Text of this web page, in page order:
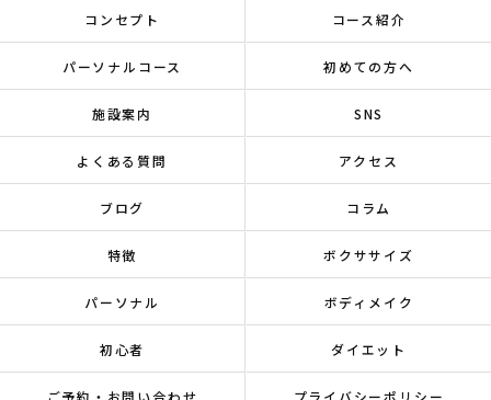
コンセプト コース紹介
パーソナルコース 初めての方へ
施設案内 SNS
よくある質問 アクセス
ブログ コラム
特徴 ボクササイズ
パーソナル ボディメイク
初心者 ダイエット
ご予約・お問い合わせ プライバシーポリシー